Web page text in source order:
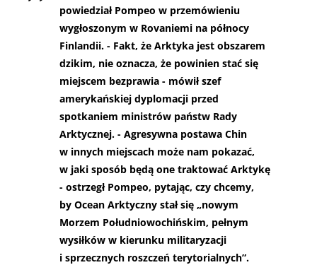
powiedział Pompeo w przemówieniu
wygłoszonym w Rovaniemi na północy
Finlandii. - Fakt, że Arktyka jest obszarem
dzikim, nie oznacza, że powinien stać się
miejscem bezprawia - mówił szef
amerykańskiej dyplomacji przed
spotkaniem ministrów państw Rady
Arktycznej. - Agresywna postawa Chin
w innych miejscach może nam pokazać,
w jaki sposób będą one traktować Arktykę
- ostrzegł Pompeo, pytając, czy chcemy,
by Ocean Arktyczny stał się „nowym
Morzem Południowochińskim, pełnym
wysiłków w kierunku militaryzacji
i sprzecznych roszczeń terytorialnych”.